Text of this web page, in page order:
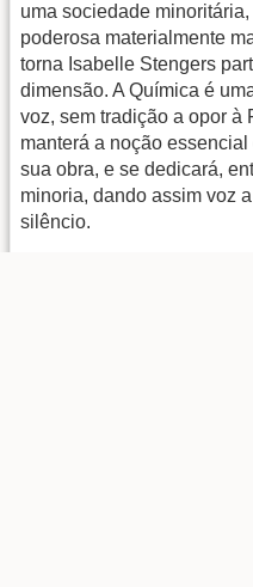
uma sociedade minoritária,
poderosa materialmente
torna Isabelle Stengers
dimensão. A Química é
voz, sem tradição a opor à
manterá a noção
sua obra, e se dedicará,
minoria, dando assim voz
silêncio.